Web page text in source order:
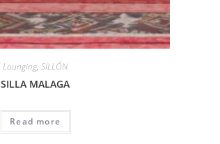
Lounging,SILLÓN
SILLA MALAGA
Read more